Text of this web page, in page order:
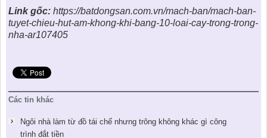
Link gốc: https://batdongsan.com.vn/mach-ban/mach-ban-
tuyet-chieu-hut-am-khong-khi-bang-10-loai-cay-trong-trong-
nha-ar107405
Các tin khác
Ngôi nhà làm từ đồ tái chế nhưng trông không khác gì công
trình đắt tiền